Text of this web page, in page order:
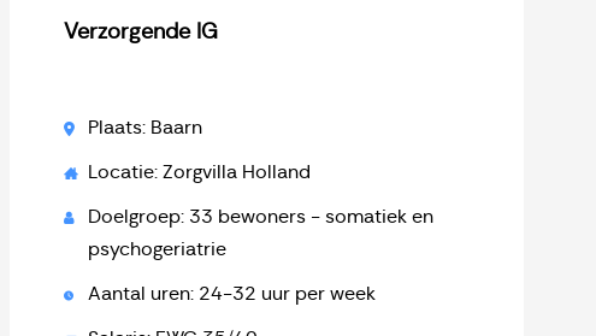
Verzorgende IG
Plaats: Baarn
Locatie: Zorgvilla Holland
Doelgroep: 33 bewoners - somatiek en
psychogeriatrie
Aantal uren: 24-32 uur per week